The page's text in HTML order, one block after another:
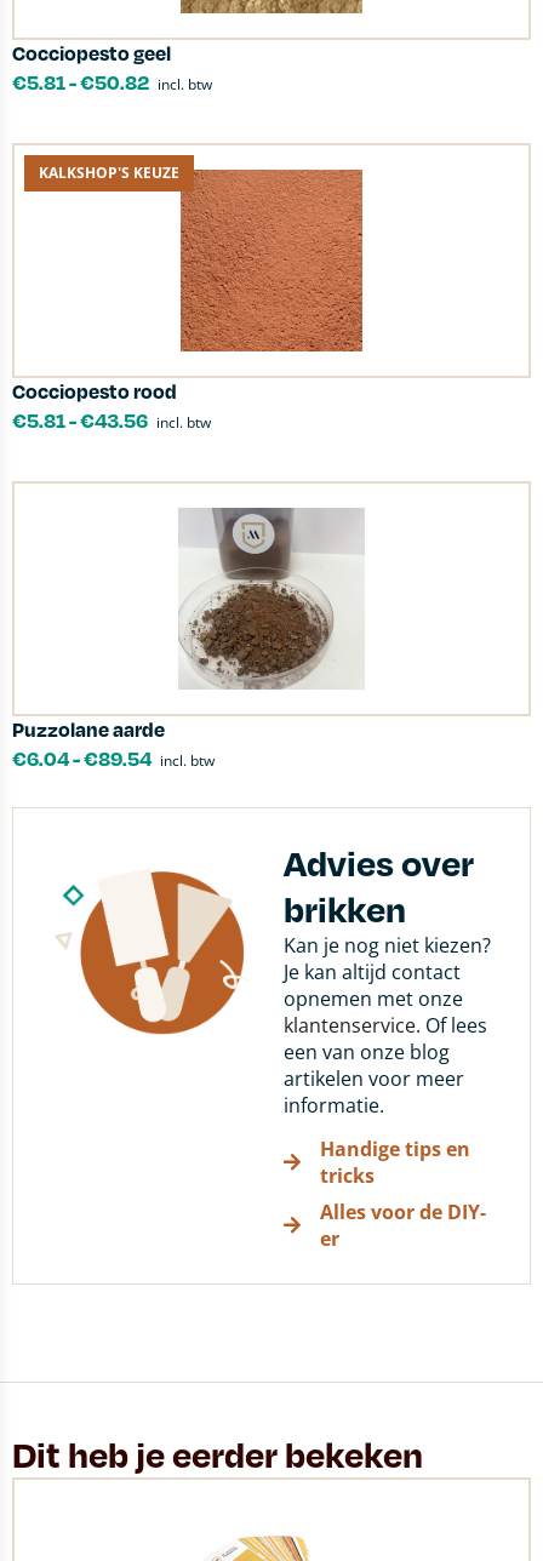
Cocciopesto geel
€5.81-€50.82 incl. btw
KALKSHOP'S KEUZE
Cocciopesto rood
€5.81-€43.56 incl. btw
Puzzolane aarde
€6.04-€89.54 incl. btw
Advies over
brikken
Kan je nog niet kiezen?
Je kan altijd contact
opnemen met onze
klantenservice. Of lees
een van onze blog
artikelen voor meer
informatie.
Handige tips en
tricks
Alles voor de DIY-
er
Dit heb je eerder bekeken